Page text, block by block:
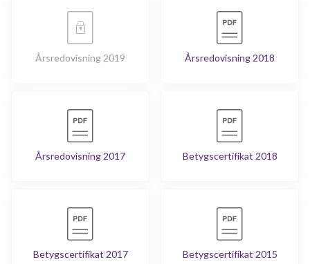
Årsredovisning 2019 Årsredovisning 2018
Årsredovisning 2017 Betygscertifikat 2018
Betygscertifikat 2017 Betygscertifikat 2015